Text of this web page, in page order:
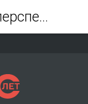
Анатолий Никитин: О перспективах горной промышленности в 2023 году - Журнал Горная промышленность